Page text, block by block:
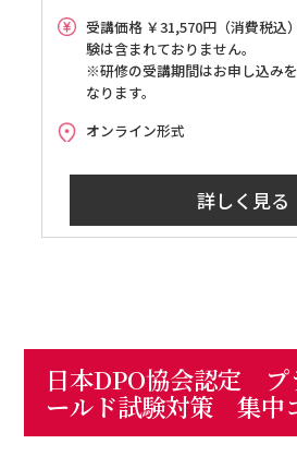
受講価格 ￥31,570円（消費税
験は含まれておりません。
※研修の受講期間はお申し込み
なります。
オンライン形式
詳しく見る
日本DPO協会認定 プ
ールド試験対策 集中